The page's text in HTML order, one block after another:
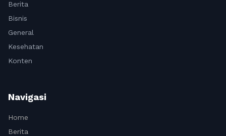
Berita
Bisnis
General
Kesehatan
Konten
Navigasi
Home
Berita